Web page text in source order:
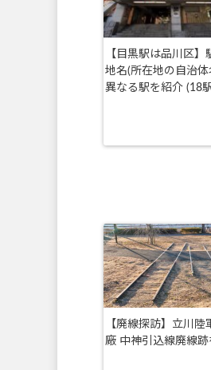
【目黒駅は品川区】
地名(所在地の自治体
異なる駅を紹介 (18
【廃線探訪】立川陸
廠 中神引込線廃線跡